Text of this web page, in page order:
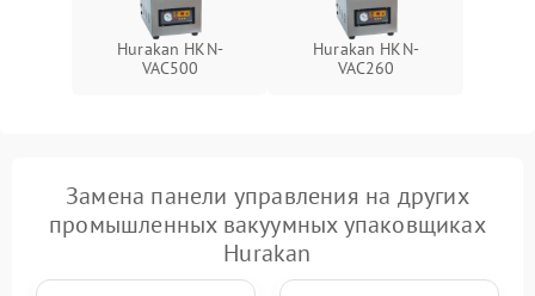
Hurakan HKN-
VAC500
Hurakan HKN-
VAC260
Замена панели управления на других
промышленных вакуумных упаковщиках
Hurakan